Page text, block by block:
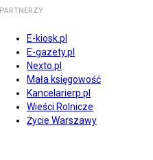
PARTNERZY
E-kiosk.pl
E-gazety.pl
Nexto.pl
Mała księgowość
Kancelarierp.pl
Wieści Rolnicze
Życie Warszawy